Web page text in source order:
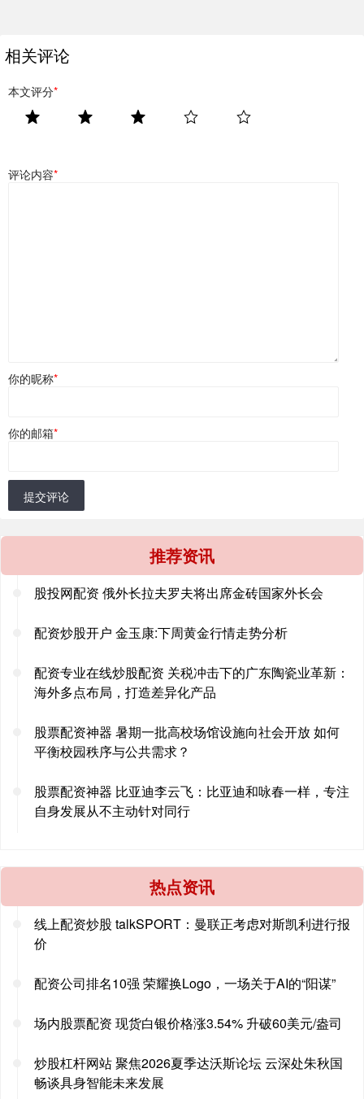
相关评论
本文评分*
评论内容*
你的昵称*
你的邮箱*
提交评论
推荐资讯
股投网配资 俄外长拉夫罗夫将出席金砖国家外长会
配资炒股开户 金玉康:下周黄金行情走势分析
配资专业在线炒股配资 关税冲击下的广东陶瓷业革新：
海外多点布局，打造差异化产品
股票配资神器 暑期一批高校场馆设施向社会开放 如何
平衡校园秩序与公共需求？
股票配资神器 比亚迪李云飞：比亚迪和咏春一样，专注
自身发展从不主动针对同行
热点资讯
线上配资炒股 talkSPORT：曼联正考虑对斯凯利进行报
价
配资公司排名10强 荣耀换Logo，一场关于AI的“阳谋”
场内股票配资 现货白银价格涨3.54% 升破60美元/盎司
炒股杠杆网站 聚焦2026夏季达沃斯论坛 云深处朱秋国
畅谈具身智能未来发展